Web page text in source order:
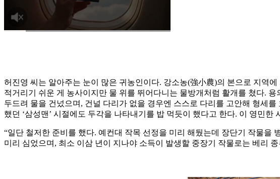
허진영 씨는 알아주는 눈이 많은 귀농인이다. 강소농(強小農)의 본으로 지역
적거리기 쉬운 게 농사이지만 물 위를 뛰어다니는 물방개처럼 활개를 쳤다.
두드려 물을 건넜으며, 건널 다리가 없을 경우엔 스스로 다리를 고안해 형세
했던 ‘삼성맨’ 시절에도 두각을 나타내기를 밥 먹듯이 했다고 한다. 이 영민
“일단 철저한 준비를 했다. 예컨대 작목 선정을 미리 해뒀는데 장단기 작물을
미리 심었으며, 최소 이삼 년이 지나야 소득이 발생할 중장기 작물로는 베리